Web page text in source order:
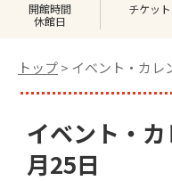
開館時間
休館日
チケット
トップ> イベント・カレ
イベント・
月25日